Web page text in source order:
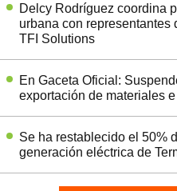
Delcy Rodríguez coordina
urbana con representantes
TFI Solutions
En Gaceta Oficial:
exportación de materiales
Se ha restablecido el 50%
generación eléctrica de